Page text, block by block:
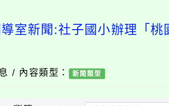
室新聞:社子國小辦理「
/ 內容類型： 新聞類型